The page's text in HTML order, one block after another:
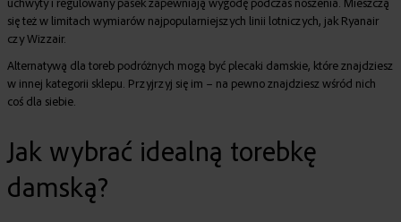
się też w limitach wymiarów najpopularniejszych linii lotniczych, jak Ryanair
czy Wizzair.
Alternatywą dla toreb podróżnych mogą być plecaki damskie, które znajdziesz
w innej kategorii sklepu. Przyjrzyj się im – na pewno znajdziesz wśród nich
coś dla siebie.
Jak wybrać idealną torebkę
damską?